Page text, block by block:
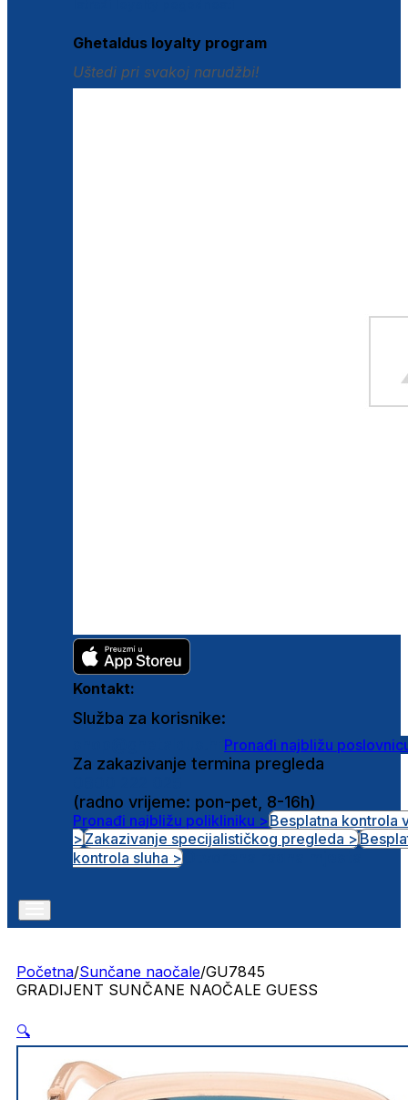
Ghetaldus loyalty program
Uštedi pri svakoj narudžbi!
Kontakt:
Služba za korisnike:
Pronađi najbližu
Za zakazivanje termina pregleda
(radno vrijeme: pon-pet, 8-16h)
Pronađi najbližu polikliniku >Besplatna kontrola
>Zakazivanje specijalističkog pregleda >
kontrola sluha >
Početna/Sunčane naočale/GU7845
GRADIJENT SUNČANE NAOČALE GUESS
🔍